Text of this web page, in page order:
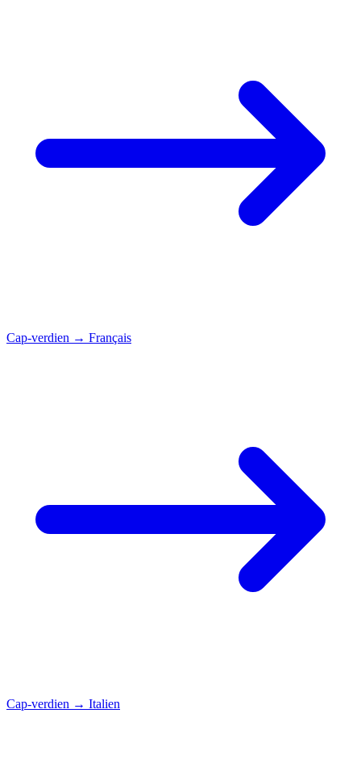
Cap-verdien → Français
Cap-verdien → Italien